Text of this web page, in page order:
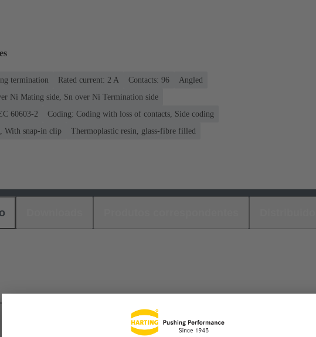
termination Rated current: ‌2 A Contacts: 96
Angled
Ni Mating side, Sn over Ni Termination side
60603-2
Coding: Coding with loss of contacts, Side coding
With snap-in clip
Thermoplastic resin, glass-fibre filled